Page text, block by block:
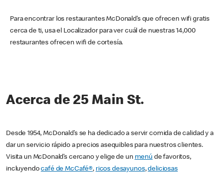
Para encontrar los restaurantes McDonald’s que ofrecen wifi gratis
cerca de ti, usa el Localizador para ver cuál de nuestras 14,000
restaurantes ofrecen wifi de cortesía.
Acerca de 25 Main St.
Desde 1954, McDonald’s se ha dedicado a servir comida de calidad y a
dar un servicio rápido a precios asequibles para nuestros clientes.
Visita un McDonald’s cercano y elige de un menú de favoritos,
incluyendocafé de McCafé®, ricos desayunos,deliciosas